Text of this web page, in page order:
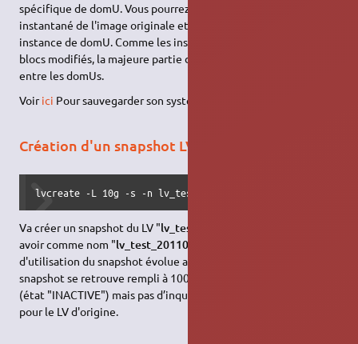
spécifique de domU. Vous pourrez ensuite créer un autre
instantané de l'image originale et le modifier avec une autre
instance de domU. Comme les instantanés ne stockent que les
blocs modifiés, la majeure partie du volume sera partagée
entre les domUs.
Voirici Pour sauvegarder son système à chaud avec LVM
Création d'un snapshot LVM
lvcreate -L 10g -s -n lv_test_20110617 /dev/vg_data/
Va créer un snapshot du LV "lv_test
avoir comme nom "lv_test_20110617
d'utilisation du snapshot évolue avec l'utilisation. Si ce
snapshot se retrouve rempli à 100%, il devient alors inutilisable
(état "INACTIVE") mais pas d’inquiétude car il n'y a pas d’impact
pour le LV d'origine.